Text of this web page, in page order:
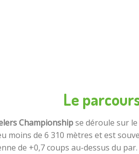
Le
Championshipse déroule sur
moins de 6 310 mètres et est
de +0,7 coups au-dessus du